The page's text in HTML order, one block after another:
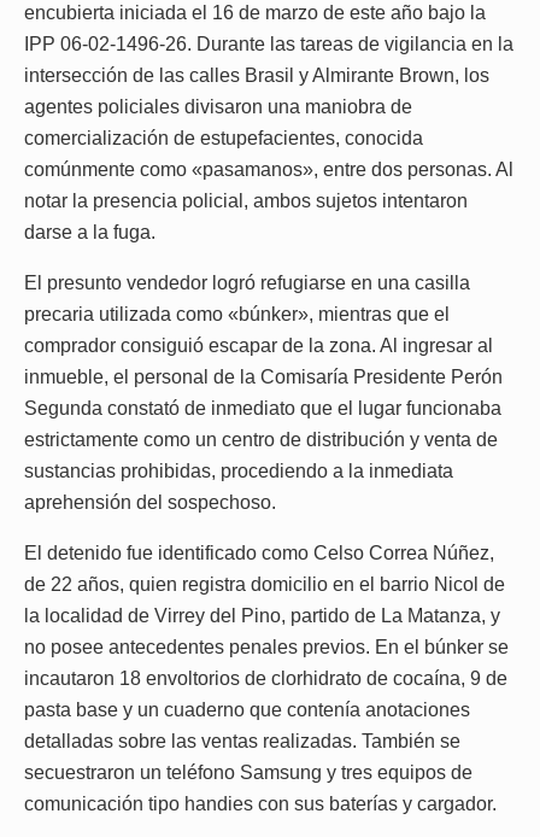
encubierta iniciada el 16 de marzo de este año bajo la
IPP 06-02-1496-26. Durante las tareas de vigilancia en la
intersección de las calles Brasil y Almirante Brown, los
agentes policiales divisaron una maniobra de
comercialización de estupefacientes, conocida
comúnmente como «pasamanos», entre dos personas. Al
notar la presencia policial, ambos sujetos intentaron
darse a la fuga.
El presunto vendedor logró refugiarse en una casilla
precaria utilizada como «búnker», mientras que el
comprador consiguió escapar de la zona. Al ingresar al
inmueble, el personal de la Comisaría Presidente Perón
Segunda constató de inmediato que el lugar funcionaba
estrictamente como un centro de distribución y venta de
sustancias prohibidas, procediendo a la inmediata
aprehensión del sospechoso.
El detenido fue identificado como Celso Correa Núñez,
de 22 años, quien registra domicilio en el barrio Nicol de
la localidad de Virrey del Pino, partido de La Matanza, y
no posee antecedentes penales previos. En el búnker se
incautaron 18 envoltorios de clorhidrato de cocaína, 9 de
pasta base y un cuaderno que contenía anotaciones
detalladas sobre las ventas realizadas. También se
secuestraron un teléfono Samsung y tres equipos de
comunicación tipo handies con sus baterías y cargador.